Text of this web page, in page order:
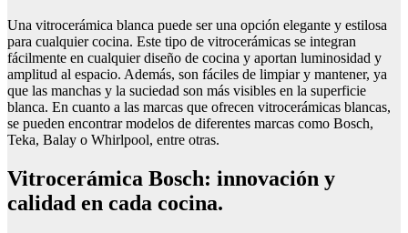
Una vitrocerámica blanca puede ser una opción elegante y estilosa
para cualquier cocina. Este tipo de vitrocerámicas se integran
fácilmente en cualquier diseño de cocina y aportan luminosidad y
amplitud al espacio. Además, son fáciles de limpiar y mantener, ya
que las manchas y la suciedad son más visibles en la superficie
blanca. En cuanto a las marcas que ofrecen vitrocerámicas blancas,
se pueden encontrar modelos de diferentes marcas como Bosch,
Teka, Balay o Whirlpool, entre otras.
Vitrocerámica Bosch: innovación y
calidad en cada cocina.